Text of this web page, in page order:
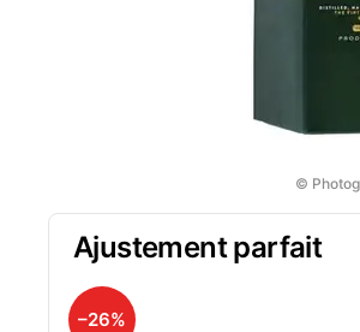
©
Ajustement parfait
–26%